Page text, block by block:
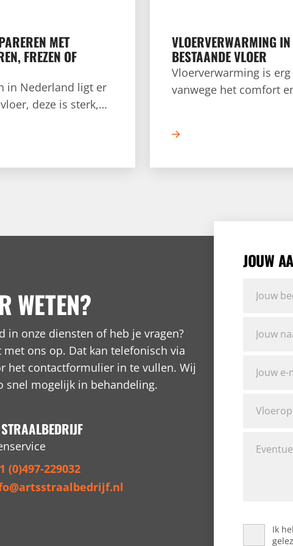
MET
FREZEN OF
in Nederland ligt er
deze is sterk,
of intensief
scheuren, gaten
VLOERVERWARMING IN
BESTAANDE VLOER
Vloerverwarming is
vanwege het comfort
met een
WETEN?
in onze diensten of heb je vragen?
ons op. Dat kan telefonisch via
het contactformulier in te vullen. Wij
snel mogelijk in behandeling.
(0)497-229032
JOUW
Ik